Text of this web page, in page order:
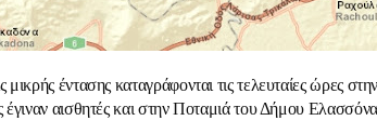
μικρής έντασης καταγράφονται τις τελευταίες ώρες
έγιναν αισθητές και στην Ποταμιά του Δήμου